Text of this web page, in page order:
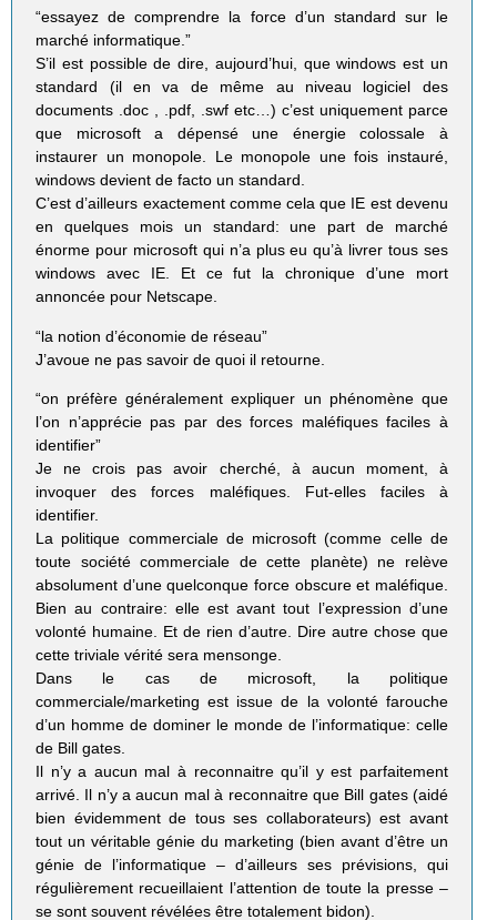
“essayez de comprendre la force d’un standard sur le
marché informatique.”
S’il est possible de dire, aujourd’hui, que windows est un
standard (il en va de même au niveau logiciel des
documents .doc , .pdf, .swf etc…) c’est uniquement parce
que microsoft a dépensé une énergie colossale à
instaurer un monopole. Le monopole une fois instauré,
windows devient de facto un standard.
C’est d’ailleurs exactement comme cela que IE est devenu
en quelques mois un standard: une part de marché
énorme pour microsoft qui n’a plus eu qu’à livrer tous ses
windows avec IE. Et ce fut la chronique d’une mort
annoncée pour Netscape.
“la notion d’économie de réseau”
J’avoue ne pas savoir de quoi il retourne.
“on préfère généralement expliquer un phénomène que
l’on n’apprécie pas par des forces maléfiques faciles à
identifier”
Je ne crois pas avoir cherché, à aucun moment, à
invoquer des forces maléfiques. Fut-elles faciles à
identifier.
La politique commerciale de microsoft (comme celle de
toute société commerciale de cette planète) ne relève
absolument d’une quelconque force obscure et maléfique.
Bien au contraire: elle est avant tout l’expression d’une
volonté humaine. Et de rien d’autre. Dire autre chose que
cette triviale vérité sera mensonge.
Dans le cas de microsoft, la politique
commerciale/marketing est issue de la volonté farouche
d’un homme de dominer le monde de l’informatique: celle
de Bill gates.
Il n’y a aucun mal à reconnaitre qu’il y est parfaitement
arrivé. Il n’y a aucun mal à reconnaitre que Bill gates (aidé
bien évidemment de tous ses collaborateurs) est avant
tout un véritable génie du marketing (bien avant d’être un
génie de l’informatique – d’ailleurs ses prévisions, qui
régulièrement recueillaient l’attention de toute la presse –
se sont souvent révélées être totalement bidon).